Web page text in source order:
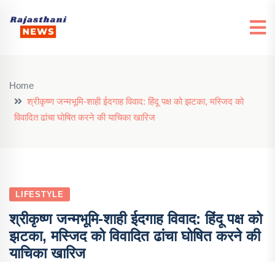
Home
श्रीकृष्ण जन्मभूमि-शाही ईदगाह विवाद: हिंदू पक्ष को झटका, मस्जिद को
विवादित ढांचा घोषित करने की याचिका खारिज
LIFESTYLE
श्रीकृष्ण जन्मभूमि-शाही ईदगाह विवाद: हिंदू पक्ष को
झटका, मस्जिद को विवादित ढांचा घोषित करने की
याचिका खारिज